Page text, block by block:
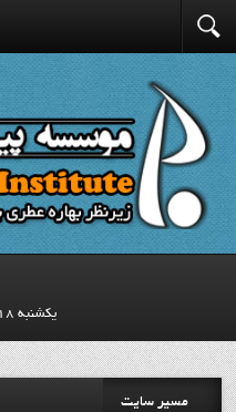
يكشنبه 18 مرداد 1405
مسیر سایت